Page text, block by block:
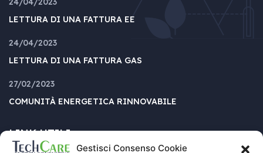
Gestisci Consenso Cookie
LETTURA DI UNA FATTURA EE
24/04/2023
LETTURA DI UNA FATTURA GAS
27/02/2023
COMUNITÀ ENERGETICA RINNOVABILE
LINK UTILI